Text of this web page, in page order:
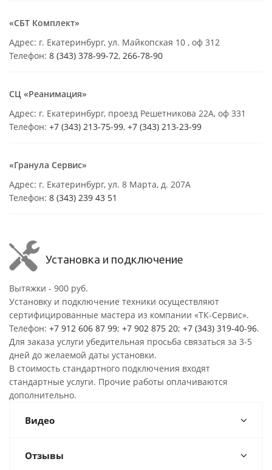
«СБТ Комплект»
Адрес: г. Екатеринбург, ул. Майкопская 10 , оф 312
Телефон: 8 (343) 378-99-72, 266-78-90
СЦ «Реанимация»
Адрес: г. Екатеринбург, проезд Решетникова 22А, оф 331
Телефон: +7 (343) 213-75-99, +7 (343) 213-23-99
«Гранула Сервис»
Адрес: г. Екатеринбург, ул. 8 Марта, д. 207А
Телефон: 8 (343) 239 43 51
Установка и подключение
Вытяжки - 900 руб.
Установку и подключение техники осуществляют
сертифицированные мастера из компании «ТК-Сервис».
Телефон: +7 912 606 87 99; +7 902 875 20; +7 (343) 319-40-96.
Для заказа услуги убедительная просьба связаться за 3-5
дней до желаемой даты установки.
В стоимость стандартного подключения входят
стандартные услуги. Прочие работы оплачиваются
дополнительно.
Видео
Отзывы